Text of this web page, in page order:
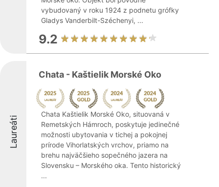
vybudovaný v roku 1924 z podnetu grófky
Gladys Vanderbilt-Széchenyi, ...
9.2
Laureáti
Chata - Kaštielik Morské Oko
Chata Kaštielik Morské Oko, situovaná v
Remetských Hámroch, poskytuje jedinečné
možnosti ubytovania v tichej a pokojnej
prírode Vihorlatských vrchov, priamo na
brehu najväčšieho sopečného jazera na
Slovensku – Morského oka. Tento historický
...